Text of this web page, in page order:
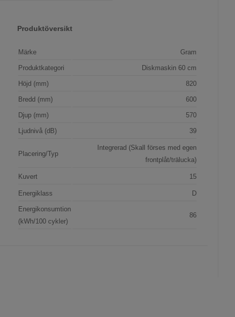
Produktöversikt
Märke Gram
Produktkategori Diskmaskin 60 cm
Höjd (mm) 820
Bredd (mm) 600
Djup (mm) 570
Ljudnivå (dB) 39
Placering/Typ
Integrerad (Skall förses med egen
frontplåt/trälucka)
Kuvert 15
Energiklass D
Energikonsumtion
(kWh/100 cykler)
86